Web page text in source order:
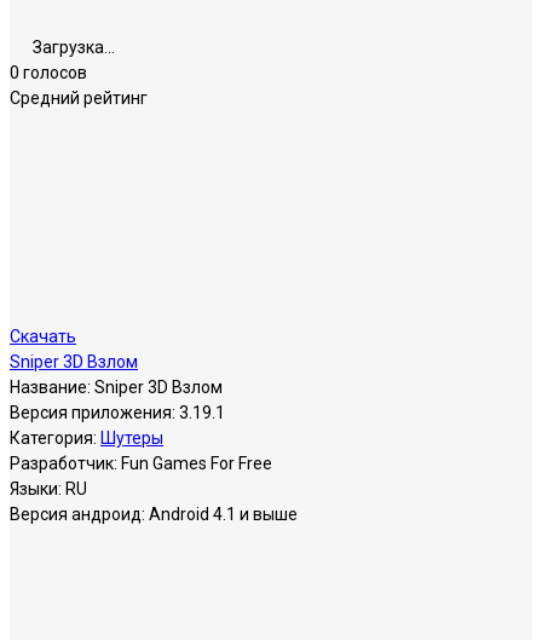
Загрузка...
0 голосов
Средний рейтинг
Скачать
Sniper 3D Взлом
Название: Sniper 3D Взлом
Версия приложения: 3.19.1
Категория: Шутеры
Разработчик: Fun Games For Free
Языки: RU
Версия андроид: Android 4.1 и выше